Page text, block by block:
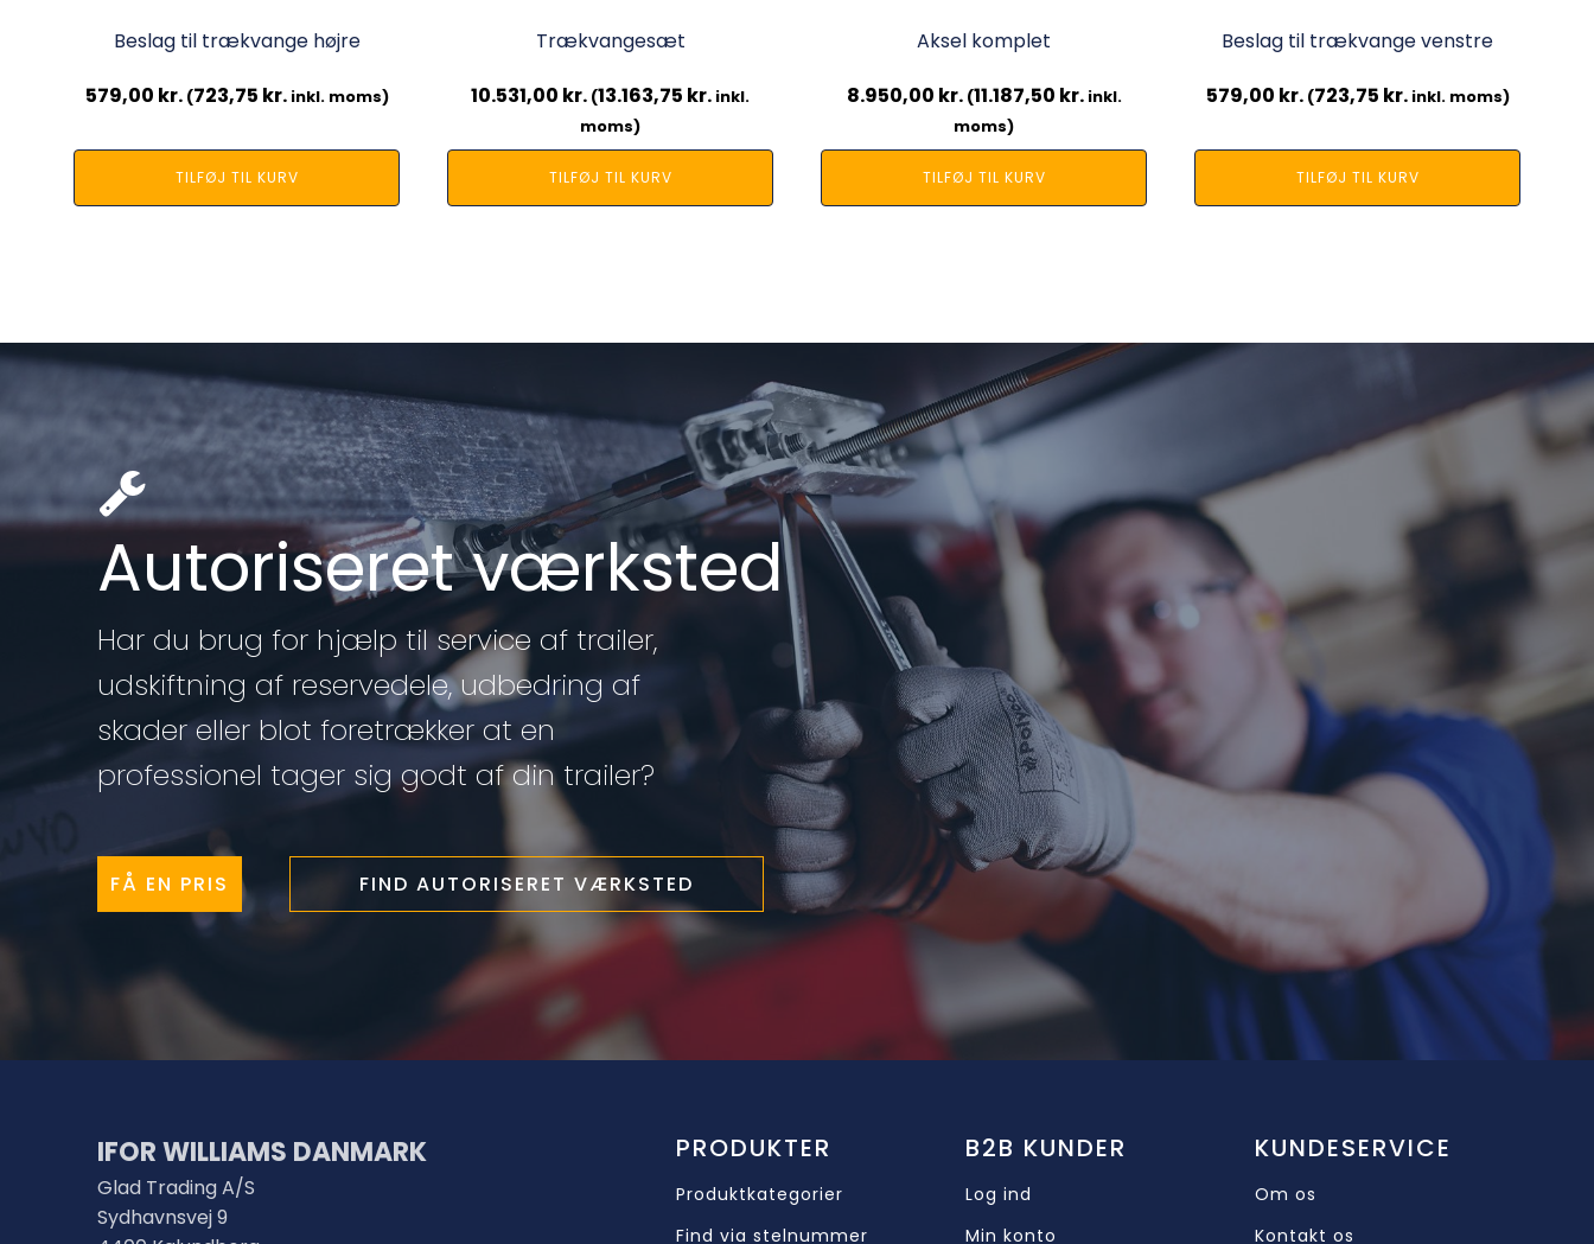
Beslag til trækvange højre
579,00 kr. (723,75 kr.inkl. moms)
TILFØJ TIL KURV
Trækvangesæt
10.531,00 kr. (13.163,75 kr. inkl.
moms)
TILFØJ TIL KURV
Aksel komplet
8.950,00 kr. (11.187,50 kr.inkl.
moms)
TILFØJ TIL KURV
Beslag til trækvange venstre
579,00 kr. (723,75 kr.inkl. moms)
TILFØJ TIL KURV
Autoriseret værksted
Har du brug for hjælp til service af trailer,
udskiftning af reservedele, udbedring af
skader eller blot foretrækker at en
professionel tager sig godt af din trailer?
FÅ EN PRIS FIND AUTORISERET VÆRKSTED
IFOR WILLIAMS DANMARK
Glad Trading A/S
Sydhavnsvej 9
PRODUKTER
Produktkategorier
Find via stelnummer
B2B KUNDER
Log ind
Min konto
KUNDESERVICE
Om os
Kontakt os